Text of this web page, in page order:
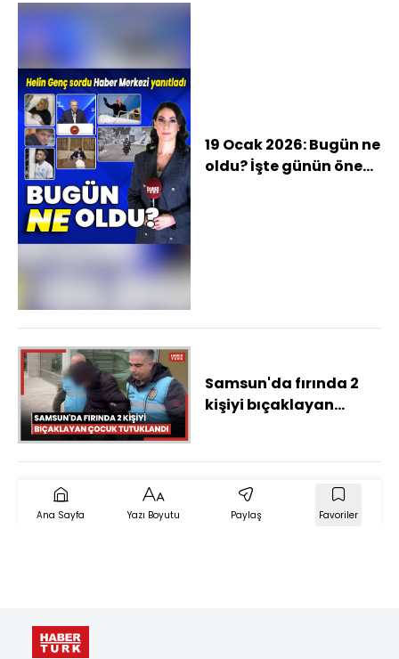
19 Ocak 2026: Bugün ne
oldu? İşte günün öne
Samsun'da fırında 2
kişiyi bıçaklayan
Ana Sayfa Yazı Boyutu Paylaş Favoriler